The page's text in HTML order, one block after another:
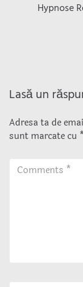
Hypnose
Lasă un
Adresa ta de
sunt marcate cu *